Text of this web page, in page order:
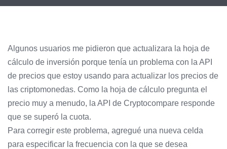
Algunos usuarios me pidieron que actualizara la hoja de
cálculo de inversión porque tenía un problema con la API
de precios que estoy usando para actualizar los precios de
las criptomonedas. Como la hoja de cálculo pregunta el
precio muy a menudo, la API de Cryptocompare responde
que se superó la cuota.
Para corregir este problema, agregué una nueva celda
para especificar la frecuencia con la que se desea